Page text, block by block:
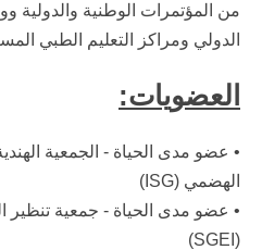
من المؤتمرات الوطنية والدولية
الدولي ومراكز التعليم الطبي
العضويات:
• عضو مدى الحياة - الجمعية
الهضمي (ISG)
• عضو مدى الحياة - جمعية تنظير
(SGEI)